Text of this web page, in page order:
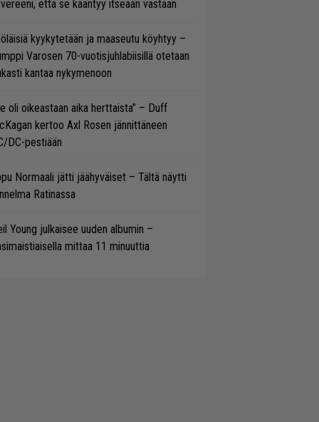
että se kääntyy itseään vastaan
kyykytetään ja maaseutu köyhtyy –
Varosen 70-vuotisjuhlabiisillä otetaan
kantaa nykymenoon
oli oikeastaan aika herttaista” – Duff
kertoo Axl Rosen jännittäneen
DC-pestiään
Normaali jätti jäähyväiset – Tältä näytti
Ratinassa
Young julkaisee uuden albumin –
mittaa 11 minuuttia